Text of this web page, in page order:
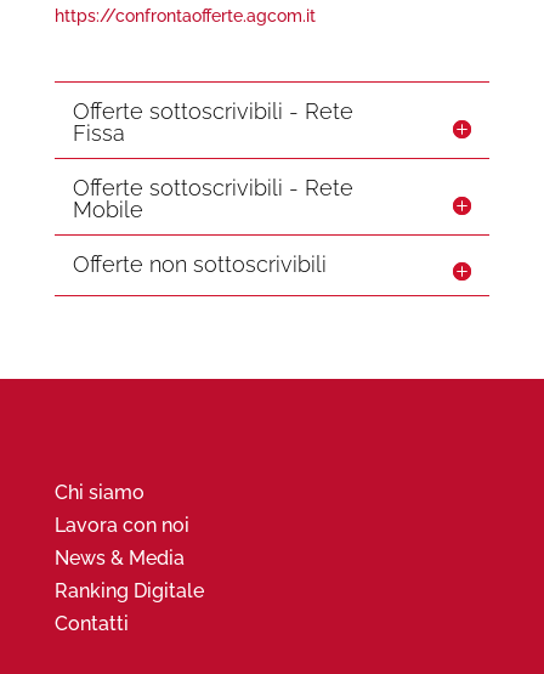
https://confrontaofferte.agcom.it
Offerte sottoscrivibili - Rete
Fissa
Offerte sottoscrivibili - Rete
Mobile
Offerte non sottoscrivibili
Chi siamo
Lavora con noi
News & Media
Ranking Digitale
Contatti